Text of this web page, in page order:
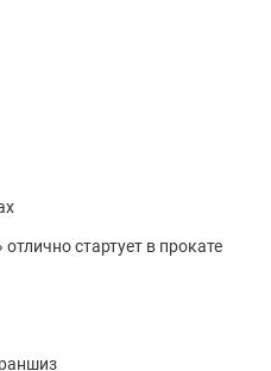
стартует в прокате